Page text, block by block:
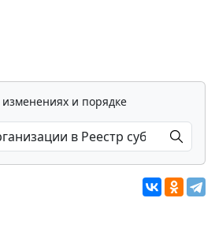
и порядке